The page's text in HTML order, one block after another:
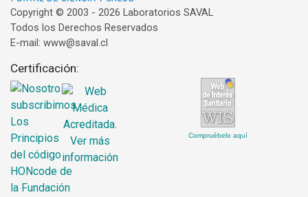
Copyright © 2003 - 2026 Laboratorios SAVAL
Todos los Derechos Reservados
E-mail: www@saval.cl
Certificación:
Compruébelo aquí